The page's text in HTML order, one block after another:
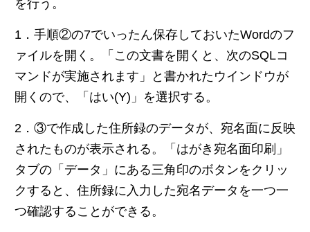
を行う。
1．手順②の7でいったん保存しておいたWordのフ
ァイルを開く。「この文書を開くと、次のSQLコ
マンドが実施されます」と書かれたウインドウが
開くので、「はい(Y)」を選択する。
2．③で作成した住所録のデータが、宛名面に反映
されたものが表示される。「はがき宛名面印刷」
タブの「データ」にある三角印のボタンをクリッ
クすると、住所録に入力した宛名データを一つ一
つ確認することができる。